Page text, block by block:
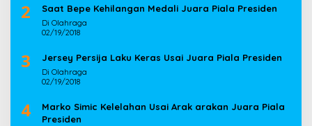
2 Saat Bepe Kehilangan Medali Juara Piala Presiden
Di Olahraga
02/19/2018
3 Jersey Persija Laku Keras Usai Juara Piala Presiden
Di Olahraga
02/19/2018
4
Marko Simic Kelelahan Usai Arak arakan Juara Piala
Presiden